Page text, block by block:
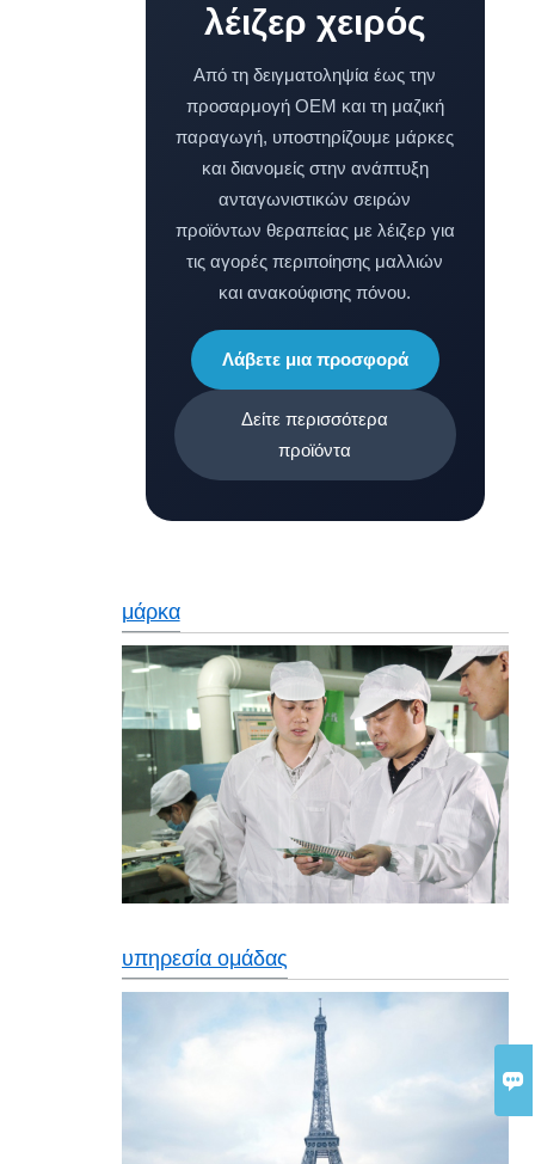

λέιζερ χειρός
Από τη δειγματοληψία έως την
προσαρμογή OEM και τη μαζική
παραγωγή, υποστηρίζουμε μάρκες
και διανομείς στην ανάπτυξη
ανταγωνιστικών σειρών
προϊόντων θεραπείας με λέιζερ για
τις αγορές περιποίησης μαλλιών
και ανακούφισης πόνου.
Λάβετε μια προσφορά
Δείτε περισσότερα
προϊόντα
μάρκα
υπηρεσία ομάδας